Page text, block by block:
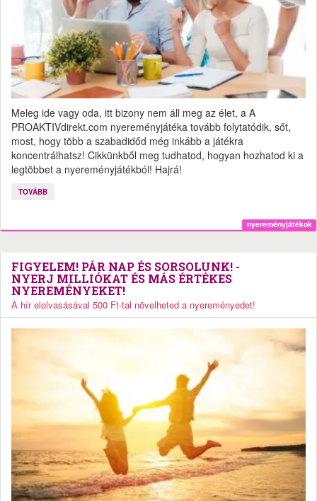
Meleg ide vagy oda, itt bizony nem áll meg az élet, a A
PROAKTIVdirekt.com nyereményjátéka tovább folytatódik, sőt,
most, hogy több a szabadidőd még inkább a játékra
koncentrálhatsz! Cikkünkből meg tudhatod, hogyan hozhatod ki a
legtöbbet a nyereményjátékból! Hajrá!
TOVÁBB
nyereményjátékok
FIGYELEM! PÁR NAP ÉS SORSOLUNK! -
NYERJ MILLIÓKAT ÉS MÁS ÉRTÉKES
NYEREMÉNYEKET!
A hír elolvasásával 500 Ft-tal növelheted a nyereményedet!